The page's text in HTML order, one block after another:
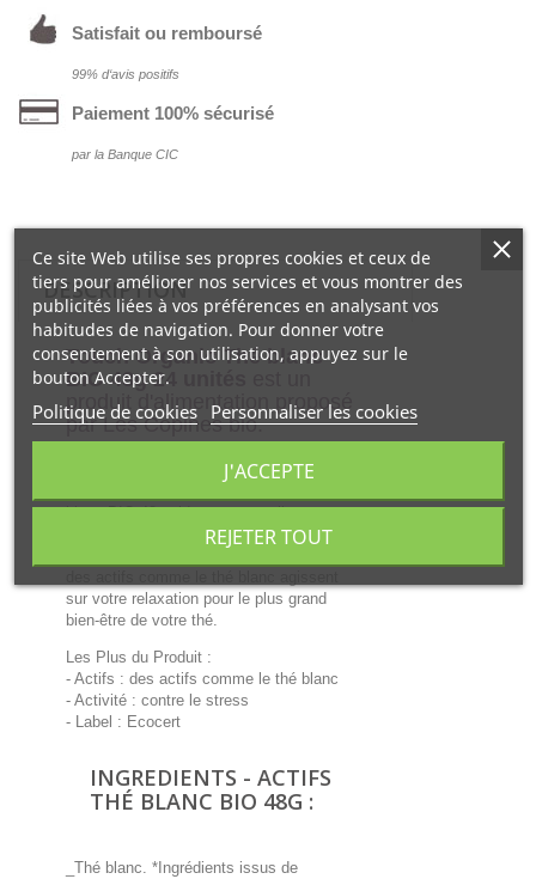
Satisfait ou remboursé
99% d‘avis positifs
Paiement 100% sécurisé
par la Banque CIC
DESCRIPTION
Touch Organic Thé blanc
BIO 48g 24 unités
produit d'alimentation proposé
par Les Copines bio.
Grâce aux activités de ses ingrédients
blanc BIO 48g aide tout naturellement sur
le moyen terme à apporter bien être et
sur votre relaxation pour le plus grand
bien-être de votre thé.
Les Plus du Produit :
- Actifs : des actifs comme le thé blanc
- Activité : contre le stress
- Label : Ecocert
INGREDIENTS - ACTIFS
THÉ BLANC BIO 48G :
_Thé blanc. *Ingrédients issus de
Ce site Web utilise ses propres cookies et ceux de
tiers pour améliorer nos services et vous montrer des
publicités liées à vos préférences en analysant vos
habitudes de navigation. Pour donner votre
consentement à son utilisation, appuyez sur le
bouton Accepter.
Politique de cookies Personnaliser les cookies
REJETER TOUT
J'ACCEPTE